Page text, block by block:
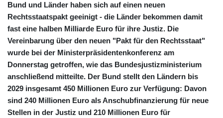
Bund und Länder haben sich auf einen neuen
Rechtsstaatspakt geeinigt - die Länder bekommen damit
fast eine halben Milliarde Euro für ihre Justiz. Die
Vereinbarung über den neuen "Pakt für den Rechtsstaat"
wurde bei der Ministerpräsidentenkonferenz am
Donnerstag getroffen, wie das Bundesjustizministerium
anschließend mitteilte. Der Bund stellt den Ländern bis
2029 insgesamt 450 Millionen Euro zur Verfügung: Davon
sind 240 Millionen Euro als Anschubfinanzierung für neue
Stellen in der Justiz und 210 Millionen Euro für